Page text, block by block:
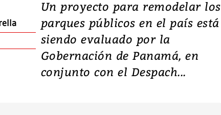
Un proyecto para remodelar los
parques públicos en el país está
siendo evaluado por la
Gobernación de Panamá, en
conjunto con el Despach...
Video, Japón: Terremoto
deja heridos y graves
daños en Kumamoto